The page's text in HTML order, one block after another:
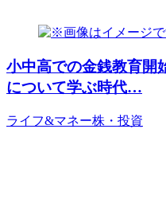
小中高での金銭教育
について学ぶ時代…
ライフ&マネー株・投資